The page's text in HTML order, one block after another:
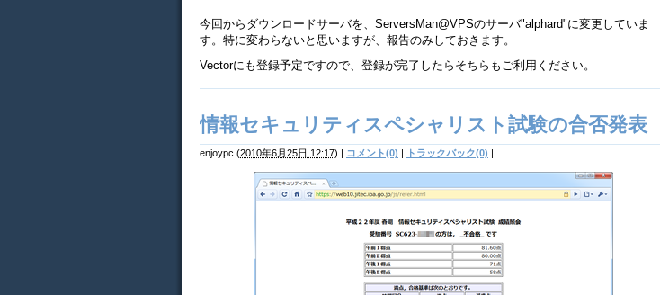
今回からダウンロードサーバを、ServersMan@VPSのサーバ"alphard"に変更していま
す。特に変わらないと思いますが、報告のみしておきます。
Vectorにも登録予定ですので、登録が完了したらそちらもご利用ください。
情報セキュリティスペシャリスト試験の合否発表
enjoypc (2010年6月25日 12:17) | コメント(0) | トラックバック(0) |